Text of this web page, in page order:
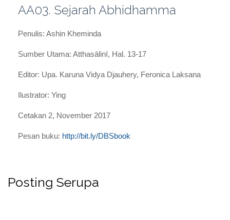
AA03. Sejarah Abhidhamma
Penulis: Ashin Kheminda
Sumber Utama: Atthasālinī, Hal. 13-17
Editor: Upa. Karuna Vidya Djauhery, Feronica Laksana
Ilustrator: Ying
Cetakan 2, November 2017
Pesan buku: http://bit.ly/DBSbook
Posting Serupa